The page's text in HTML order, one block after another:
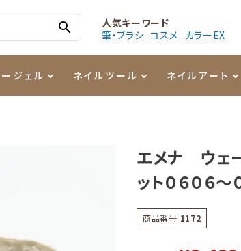
search
人気キーワード
筆・ブラシ コスメ カラーEX
ジェル
3Dクレイ
メタリック
ネイルツール
容器・ポーチ
ネイルアート
その他
エメナ ウェ
ット０６０６～
商品番号 1172